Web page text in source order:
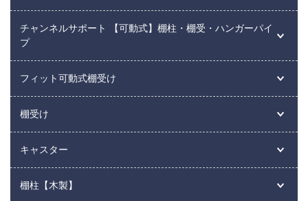
チャンネルサポート 【可動式】棚柱・棚受・ハンガーパイ
プ
フィット可動式棚受け
棚受け
キャスター
棚柱【木製】